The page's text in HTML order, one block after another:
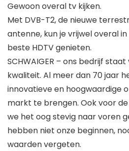
Gewoon overal tv kijken.
Met DVB-T2, de nieuwe
antenne, kun je vrijwel overal
beste HDTV genieten.
SCHWAIGER – ons bedrijf
kwaliteit. Al meer dan 70 jaar
innovatieve en hoogwaardige
markt te brengen. Ook voor
we het oog stevig naar voren
hebben niet onze beginnen,
waarden vergeten.